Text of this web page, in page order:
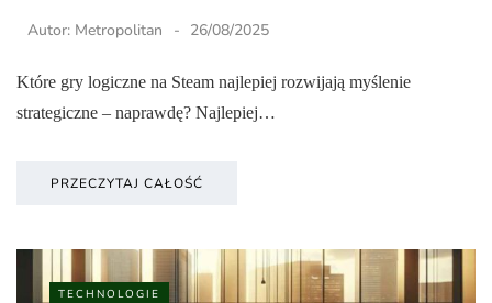
Autor: Metropolitan 26/08/2025
Które gry logiczne na Steam najlepiej rozwijają myślenie
strategiczne – naprawdę? Najlepiej…
PRZECZYTAJ CAŁOŚĆ
TECHNOLOGIE